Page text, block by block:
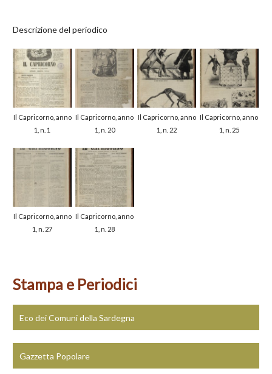
Descrizione del periodico
Il Capricorno, anno
1, n. 1
Il Capricorno, anno
1, n. 20
Il Capricorno, anno
1, n. 22
Il Capricorno, anno
1, n. 25
Il Capricorno, anno
1, n. 27
Il Capricorno, anno
1, n. 28
Stampa e Periodici
Eco dei Comuni della Sardegna
Gazzetta Popolare